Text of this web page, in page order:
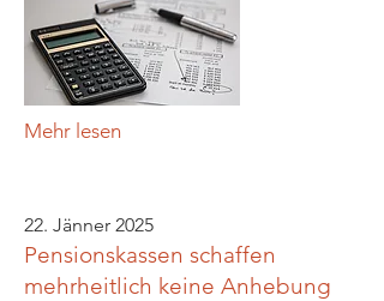
Mehr lesen
22. Jänner 2025
Pensionskassen schaffen
mehrheitlich keine Anhebung